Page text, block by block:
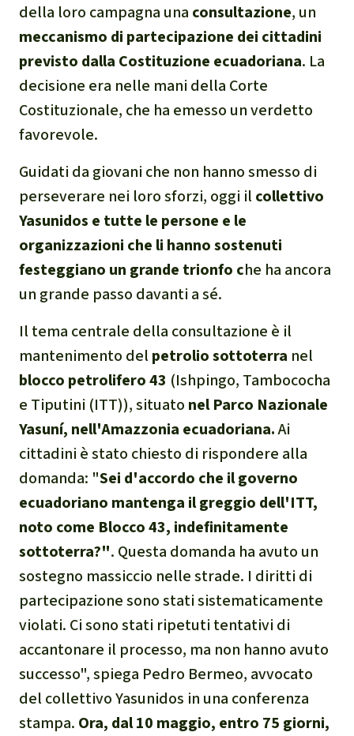
Domande e risposte
Alluminio
Criminalità ambientale,
Problemi della
certificazione
Yasuní
Domande e risposte
Commercio e traffico
internazionale di fauna e
flora selvatiche
Clima
Documento di sintesi sul
clima
CPLI
Nestlé
Pandemia e ambientalismo
della loro campagna una consultazione, un
meccanismo di partecipazione dei cittadini
previsto dalla Costituzione ecuadoriana. La
decisione era nelle mani della Corte
Costituzionale, che ha emesso un verdetto
favorevole.
Guidati da giovani che non hanno smesso di
perseverare nei loro sforzi, oggi il collettivo
Yasunidos e tutte le persone e le
organizzazioni che li hanno sostenuti
festeggiano un grande trionfo che ha ancora
un grande passo davanti a sé.
Il tema centrale della consultazione è il
mantenimento del petrolio sottoterra nel
blocco petrolifero 43 (Ishpingo, Tambococha
e Tiputini (ITT)), situato nel Parco Nazionale
Yasuní, nell'Amazzonia ecuadoriana.Ai
cittadini è stato chiesto di rispondere alla
domanda: "Sei d'accordo che il governo
ecuadoriano mantenga il greggio dell'ITT,
noto come Blocco 43, indefinitamente
sottoterra?". Questa domanda ha avuto un
sostegno massiccio nelle strade. I diritti di
partecipazione sono stati sistematicamente
violati. Ci sono stati ripetuti tentativi di
accantonare il processo, ma non hanno avuto
successo", spiega Pedro Bermeo, avvocato
del collettivo Yasunidos in una conferenza
stampa. Ora, dal 10 maggio, entro 75 giorni,